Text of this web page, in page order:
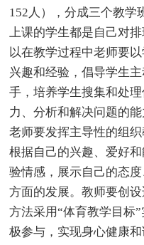
152人），分成三个教学
上课的学生都是自己对
以在教学过程中老师要
兴趣和经验，倡导学生
手，培养学生搜集和处
力、分析和解决问题的
老师要发挥主导性的组
根据自己的兴趣、爱好
验情感，展示自己的态
方面的发展。教师要创
方法采用“体育教学目标
极参与，实现身心健康